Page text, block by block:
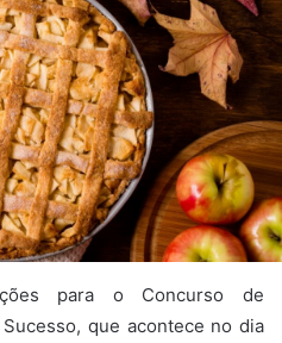
para o Concurso de
que acontece no dia